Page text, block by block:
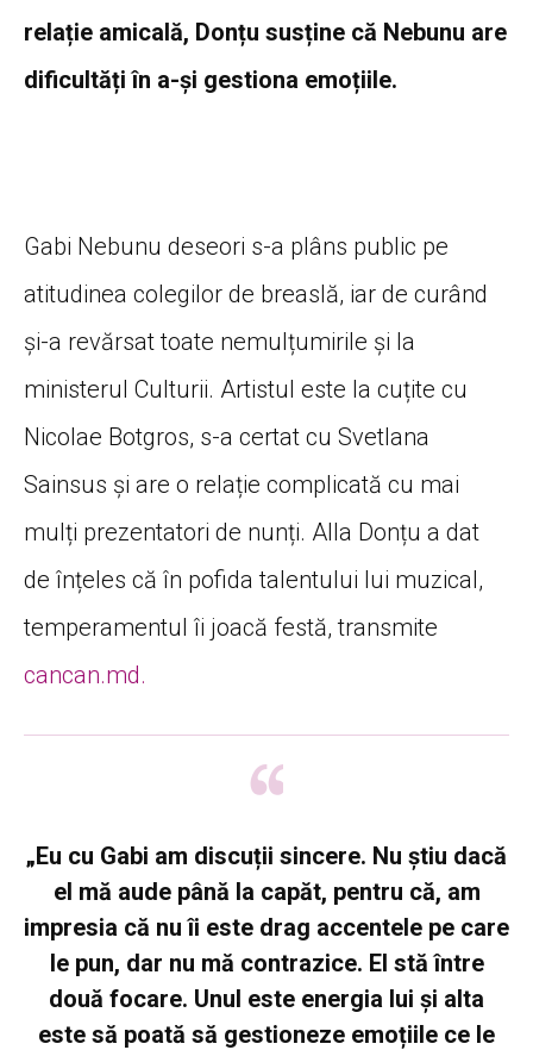
relație amicală, Donțu susține că Nebunu are
dificultăți în a-și gestiona emoțiile.
Gabi Nebunu deseori s-a plâns public pe
atitudinea colegilor de breaslă, iar de curând
și-a revărsat toate nemulțumirile și la
ministerul Culturii. Artistul este la cuțite cu
Nicolae Botgros, s-a certat cu Svetlana
Sainsus și are o relație complicată cu mai
mulți prezentatori de nunți. Alla Donțu a dat
de înțeles că în pofida talentului lui muzical,
temperamentul îi joacă festă, transmite
cancan.md.
„Eu cu Gabi am discuții sincere. Nu știu dacă
el mă aude până la capăt, pentru că, am
impresia că nu îi este drag accentele pe care
le pun, dar nu mă contrazice. El stă între
două focare. Unul este energia lui și alta
este să poată să gestioneze emoțiile ce le